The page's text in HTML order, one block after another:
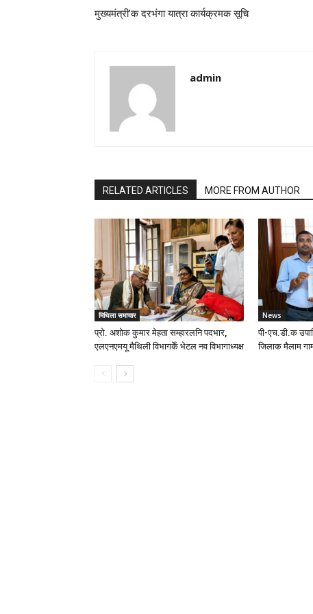
मुख्यमंत्री’क दरभंगा यात्रा कार्यक्रमक सूचि
admin
RELATED ARTICLES MORE FROM AUTHOR
मिथिला समाचार
प्रो. अशोक कुमार मेहता सम्हारलनि पदभार,
एलएनएमयू मैथिली विभागकेँ भेटल नव विभागाध्यक्ष
News
पी-एच.डी.क
जिलाक मैलाम